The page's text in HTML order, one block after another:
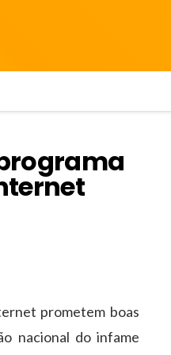
prometem boas
nacional do infame